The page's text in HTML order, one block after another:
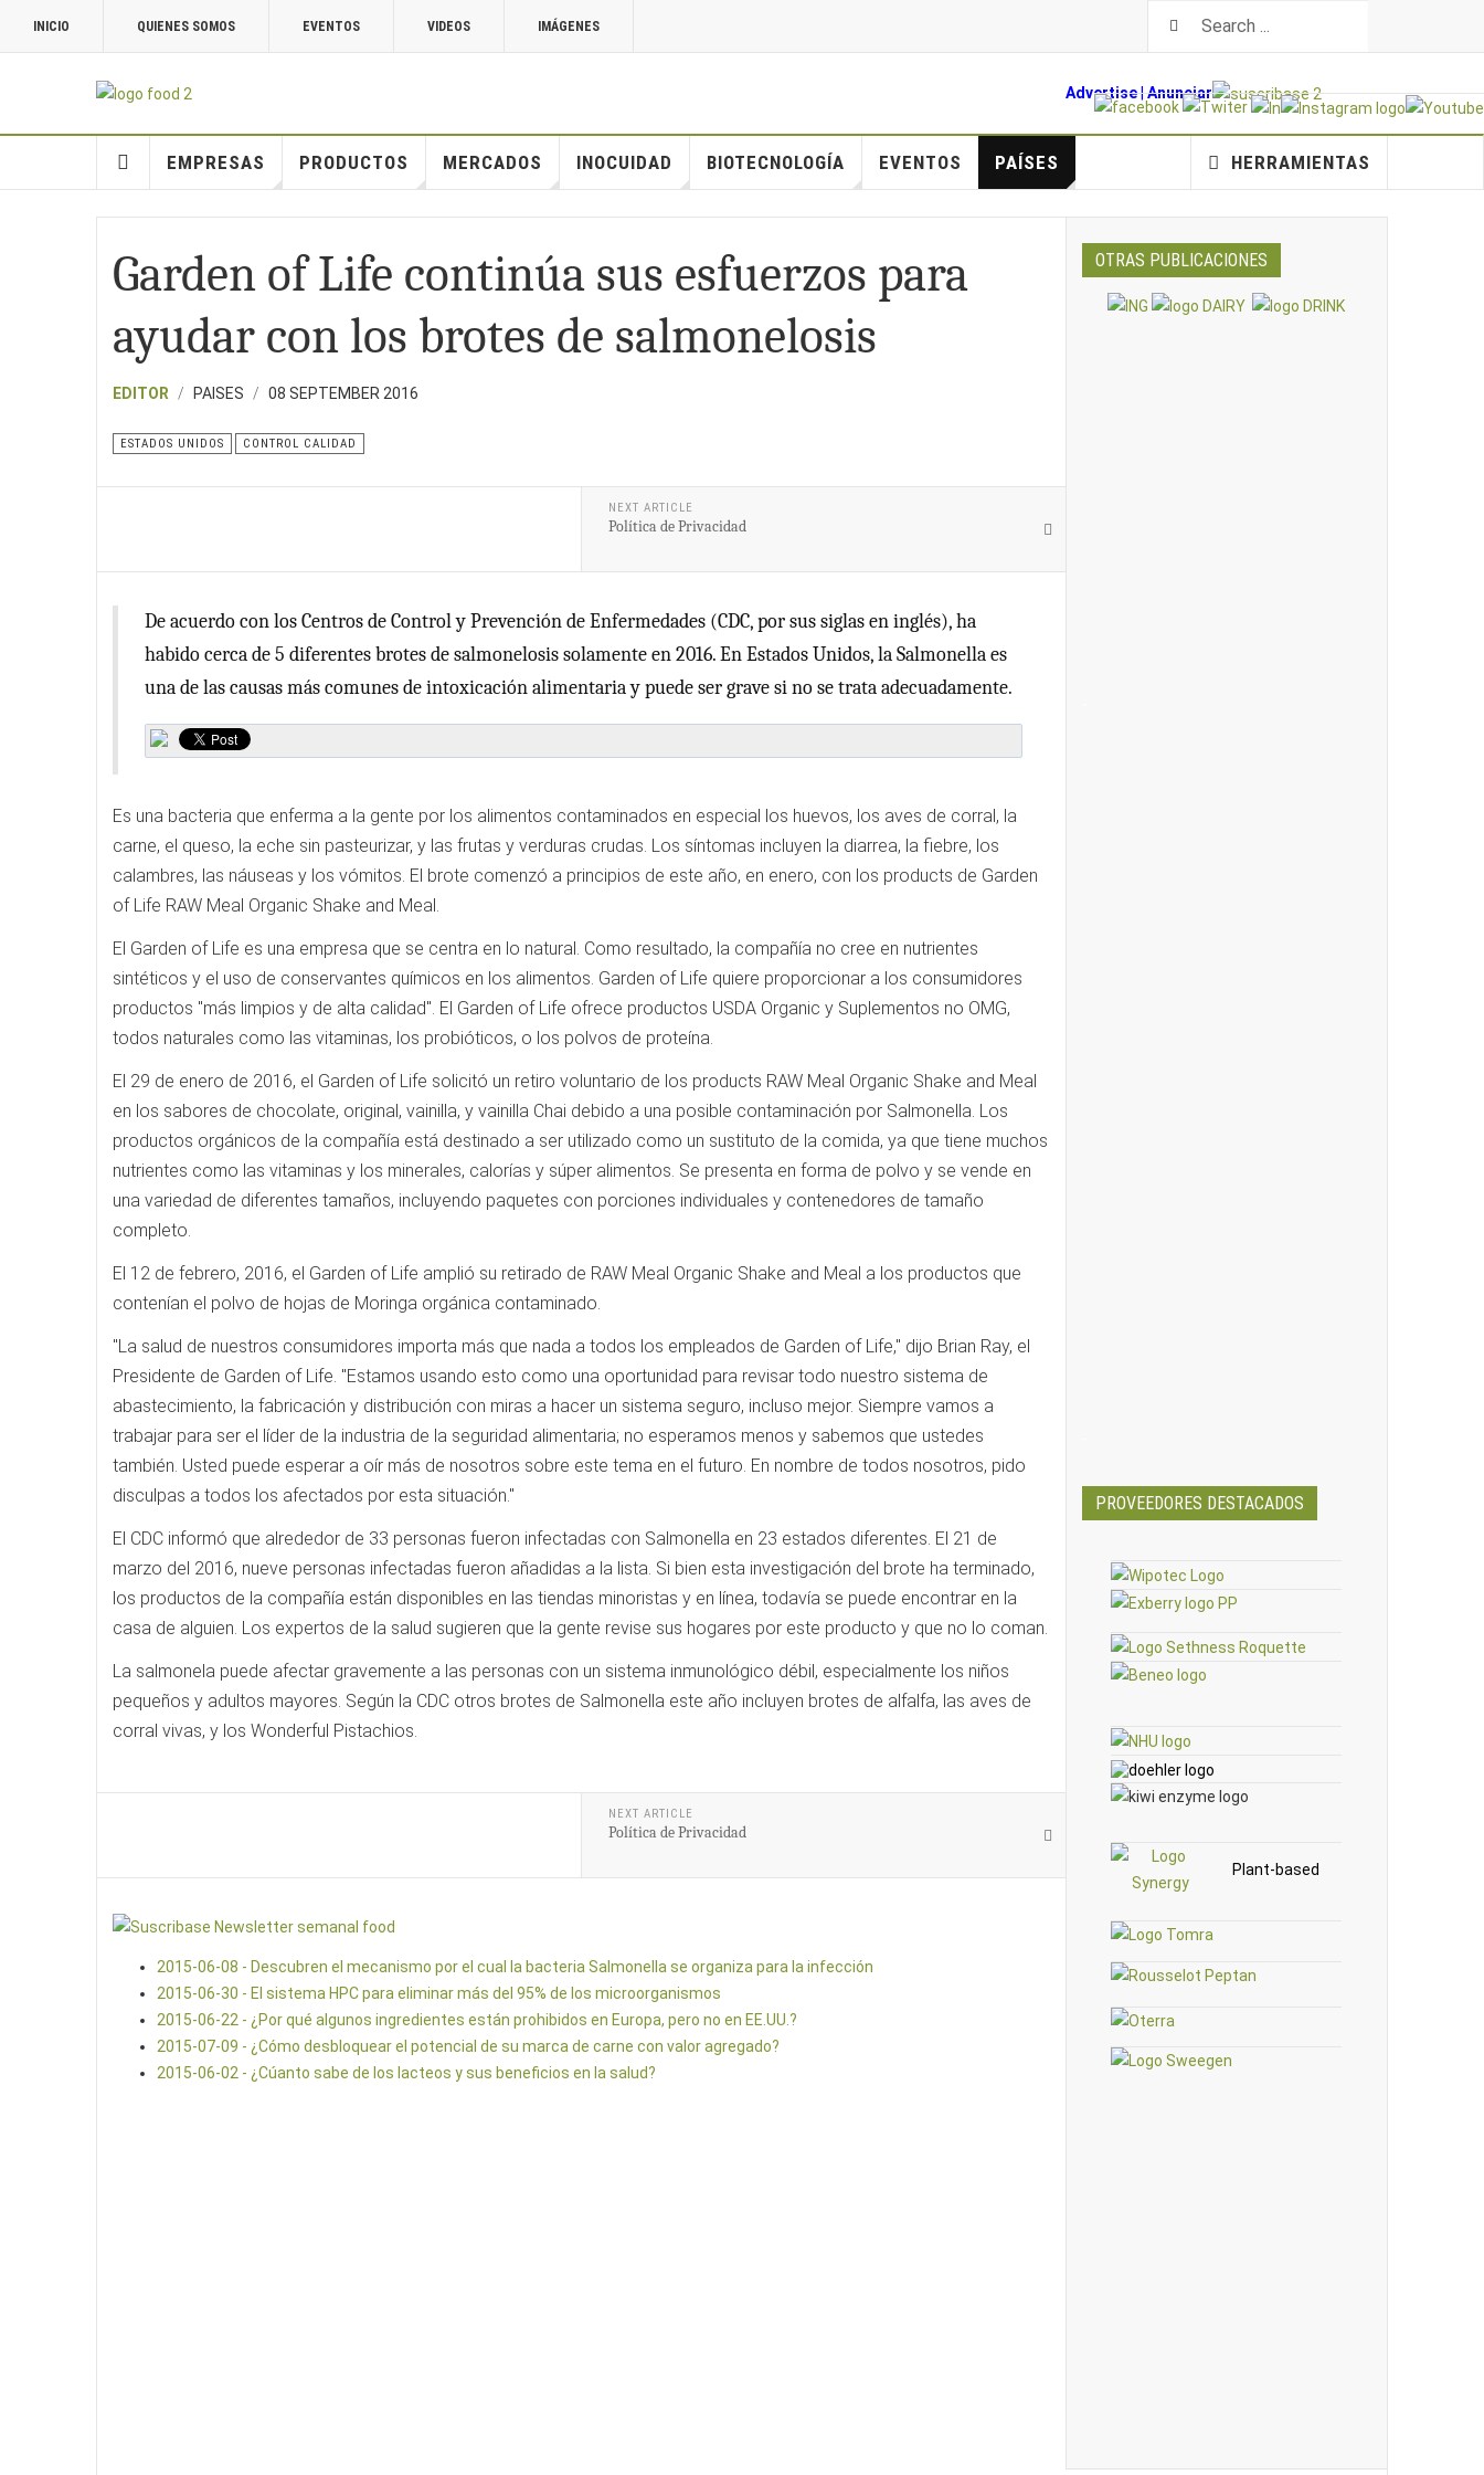
INICIO QUIENES SOMOS EVENTOS VIDEOS IMÁGENES
Advertise|Anunciar
EMPRESAS PRODUCTOS MERCADOS INOCUIDAD BIOTECNOLOGÍA EVENTOS PAÍSES HERRAMIENTAS
Garden of Life continúa sus esfuerzos para
ayudar con los brotes de salmonelosis
EDITOR PAISES 08 SEPTEMBER 2016
ESTADOS UNIDOS CONTROL CALIDAD
NEXT ARTICLE
Política de Privacidad
De acuerdo con los Centros de Control y Prevención de Enfermedades (CDC, por sus siglas en inglés), ha
habido cerca de 5 diferentes brotes de salmonelosis solamente en 2016. En Estados Unidos, la Salmonella es
una de las causas más comunes de intoxicación alimentaria y puede ser grave si no se trata adecuadamente.
Es una bacteria que enferma a la gente por los alimentos contaminados en especial los huevos, los aves de corral, la
carne, el queso, la eche sin pasteurizar, y las frutas y verduras crudas. Los síntomas incluyen la diarrea, la fiebre, los
calambres, las náuseas y los vómitos. El brote comenzó a principios de este año, en enero, con los products de Garden
of Life RAW Meal Organic Shake and Meal.
El Garden of Life es una empresa que se centra en lo natural. Como resultado, la compañía no cree en nutrientes
sintéticos y el uso de conservantes químicos en los alimentos. Garden of Life quiere proporcionar a los consumidores
productos "más limpios y de alta calidad". El Garden of Life ofrece productos USDA Organic y Suplementos no OMG,
todos naturales como las vitaminas, los probióticos, o los polvos de proteína.
El 29 de enero de 2016, el Garden of Life solicitó un retiro voluntario de los products RAW Meal Organic Shake and Meal
en los sabores de chocolate, original, vainilla, y vainilla Chai debido a una posible contaminación por Salmonella. Los
productos orgánicos de la compañía está destinado a ser utilizado como un sustituto de la comida, ya que tiene muchos
nutrientes como las vitaminas y los minerales, calorías y súper alimentos. Se presenta en forma de polvo y se vende en
una variedad de diferentes tamaños, incluyendo paquetes con porciones individuales y contenedores de tamaño
completo.
El 12 de febrero, 2016, el Garden of Life amplió su retirado de RAW Meal Organic Shake and Meal a los productos que
contenían el polvo de hojas de Moringa orgánica contaminado.
"La salud de nuestros consumidores importa más que nada a todos los empleados de Garden of Life," dijo Brian Ray, el
Presidente de Garden of Life. "Estamos usando esto como una oportunidad para revisar todo nuestro sistema de
abastecimiento, la fabricación y distribución con miras a hacer un sistema seguro, incluso mejor. Siempre vamos a
trabajar para ser el líder de la industria de la seguridad alimentaria; no esperamos menos y sabemos que ustedes
también. Usted puede esperar a oír más de nosotros sobre este tema en el futuro. En nombre de todos nosotros, pido
disculpas a todos los afectados por esta situación."
El CDC informó que alrededor de 33 personas fueron infectadas con Salmonella en 23 estados diferentes. El 21 de
marzo del 2016, nueve personas infectadas fueron añadidas a la lista. Si bien esta investigación del brote ha terminado,
los productos de la compañía están disponibles en las tiendas minoristas y en línea, todavía se puede encontrar en la
casa de alguien. Los expertos de la salud sugieren que la gente revise sus hogares por este producto y que no lo coman.
La salmonela puede afectar gravemente a las personas con un sistema inmunológico débil, especialmente los niños
pequeños y adultos mayores. Según la CDC otros brotes de Salmonella este año incluyen brotes de alfalfa, las aves de
corral vivas, y los Wonderful Pistachios.
NEXT ARTICLE
Política de Privacidad
2015-06-08 - Descubren el mecanismo por el cual la bacteria Salmonella se organiza para la infección
2015-06-30 - El sistema HPC para eliminar más del 95% de los microorganismos
2015-06-22 - ¿Por qué algunos ingredientes están prohibidos en Europa, pero no en EE.UU.?
2015-07-09 - ¿Cómo desbloquear el potencial de su marca de carne con valor agregado?
2015-06-02 - ¿Cúanto sabe de los lacteos y sus beneficios en la salud?
OTRAS PUBLICACIONES
PROVEEDORES DESTACADOS
Plant-based